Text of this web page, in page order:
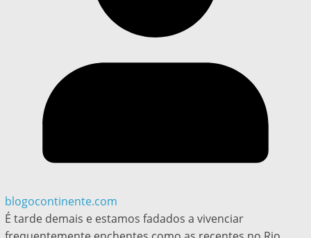
blogocontinente.com
É tarde demais e estamos fadados a vivenciar